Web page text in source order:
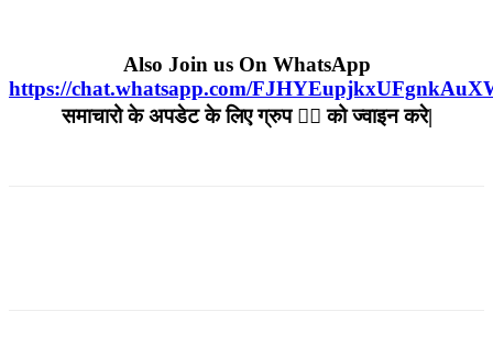
Also Join us On WhatsApp
https://chat.whatsapp.com/
समाचारो के अपडेट के लिए ग्रुप ☝🏻 को ज्वाइन करे|